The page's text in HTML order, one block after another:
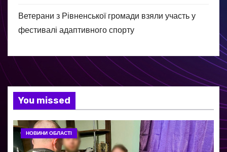
Ветерани з Рівненської громади взяли участь у
фестивалі адаптивного спорту
You missed
НОВИНИ ОБЛАСТІ